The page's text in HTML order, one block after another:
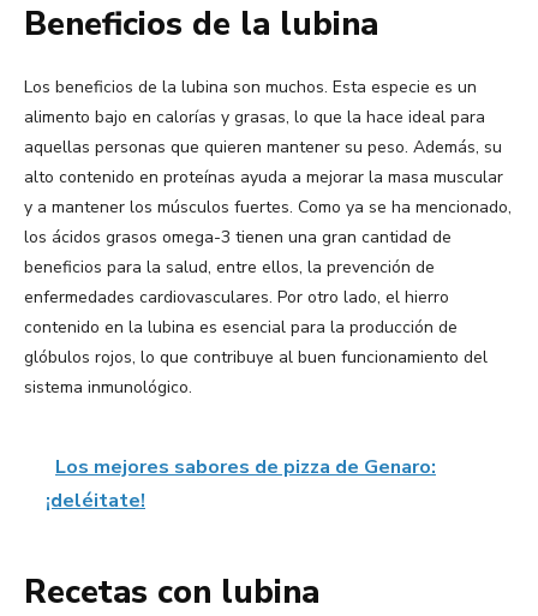
Beneficios de la lubina
Los beneficios de la lubina son muchos. Esta especie es un
alimento bajo en calorías y grasas, lo que la hace ideal para
aquellas personas que quieren mantener su peso. Además, su
alto contenido en proteínas ayuda a mejorar la masa muscular
y a mantener los músculos fuertes. Como ya se ha mencionado,
los ácidos grasos omega-3 tienen una gran cantidad de
beneficios para la salud, entre ellos, la prevención de
enfermedades cardiovasculares. Por otro lado, el hierro
contenido en la lubina es esencial para la producción de
glóbulos rojos, lo que contribuye al buen funcionamiento del
sistema inmunológico.
Los mejores sabores de pizza de Genaro:
¡deléitate!
Recetas con lubina